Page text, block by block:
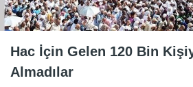
Hac İçin Gelen 120 Bin
Almadılar